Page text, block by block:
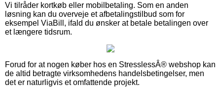
Vi tilråder kortkøb eller mobilbetaling. Som en anden
løsning kan du overveje et afbetalingstilbud som for
eksempel ViaBill, ifald du ønsker at betale betalingen over
et længere tidsrum.
Forud for at nogen køber hos en StresslessÂ® webshop kan
de altid betragte virksomhedens handelsbetingelser, men
det er naturligvis et omfattende projekt.